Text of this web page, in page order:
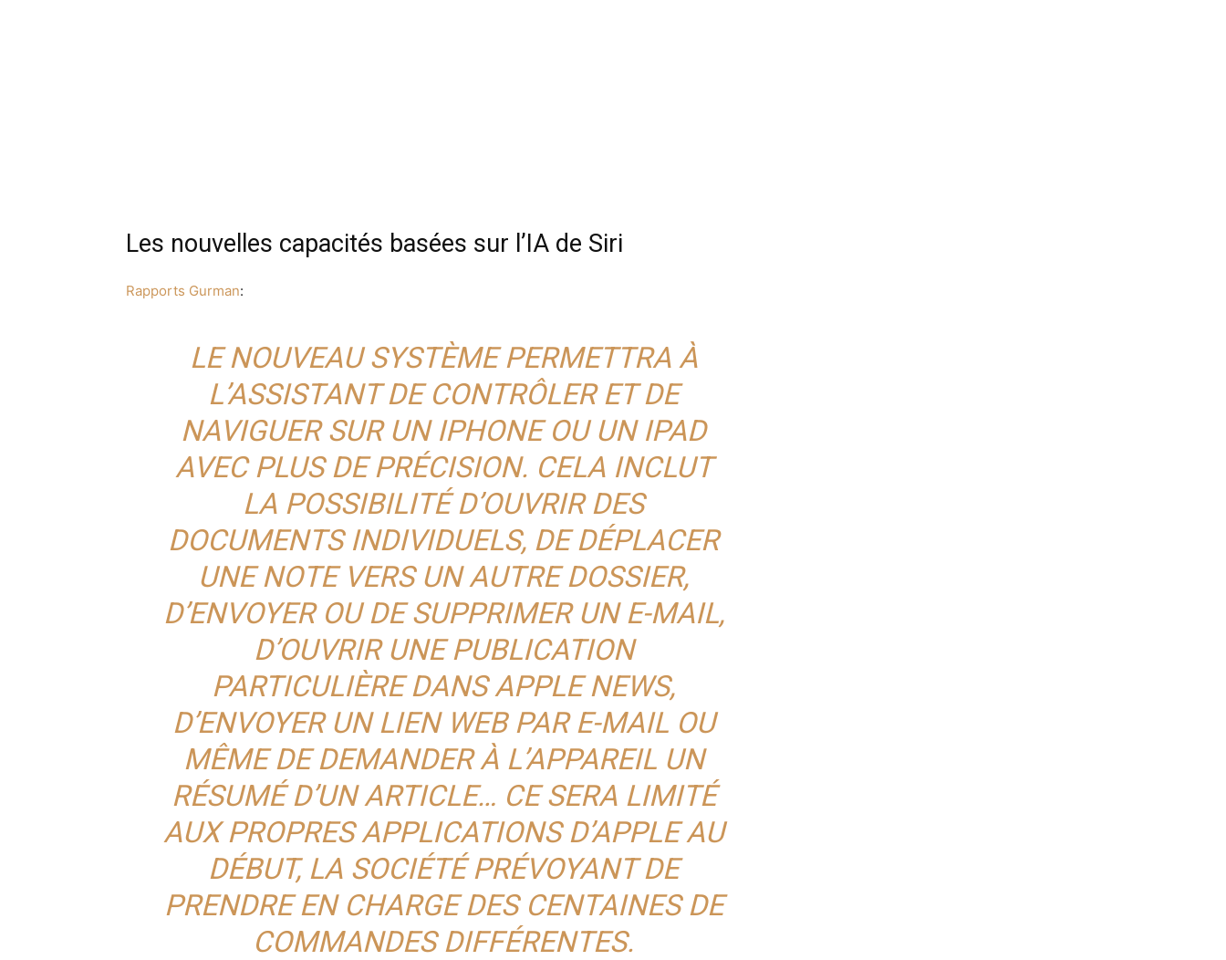
Les nouvelles capacités basées sur l’IA de Siri
Rapports Gurman:
LE NOUVEAU SYSTÈME PERMETTRA À
L’ASSISTANT DE CONTRÔLER ET DE
NAVIGUER SUR UN IPHONE OU UN IPAD
AVEC PLUS DE PRÉCISION. CELA INCLUT
LA POSSIBILITÉ D’OUVRIR DES
DOCUMENTS INDIVIDUELS, DE DÉPLACER
UNE NOTE VERS UN AUTRE DOSSIER,
D’ENVOYER OU DE SUPPRIMER UN E-MAIL,
D’OUVRIR UNE PUBLICATION
PARTICULIÈRE DANS APPLE NEWS,
D’ENVOYER UN LIEN WEB PAR E-MAIL OU
MÊME DE DEMANDER À L’APPAREIL UN
RÉSUMÉ D’UN ARTICLE… CE SERA LIMITÉ
AUX PROPRES APPLICATIONS D’APPLE AU
DÉBUT, LA SOCIÉTÉ PRÉVOYANT DE
PRENDRE EN CHARGE DES CENTAINES DE
COMMANDES DIFFÉRENTES.